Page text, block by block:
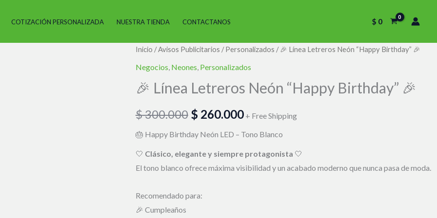
COTIZACIÓN PERSONALIZADA NUESTRA TIENDA CONTACTANOS $ 0
Inicio /Avisos Publicitarios /Personalizados / 🎉 Línea Letreros Neón “Happy Birthday” 🎉
Negocios Neones Personalizados
🎉 Línea Letreros Neón “Happy Birthday” 🎉
$300.000
El
precio
original
era:
$ 300.000.
$ 260.000
El
precio
actual
es:
$ 260.000.
+ Free Shipping
🎂 Happy Birthday Neón LED – Tono Blanco
🤍 Clásico, elegante y siempre protagonista 🤍
El tono blanco ofrece máxima visibilidad y un acabado moderno que nunca pasa de moda.
Recomendado para:
🎉 Cumpleaños
🎉
Línea
Neón
Birthday”
🎉